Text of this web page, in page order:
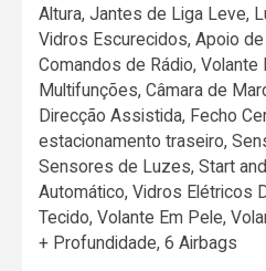
Altura, Jantes de Liga Leve,
Vidros Escurecidos, Apoio
Comandos de Rádio,
Multifunções, Câmara de
Direcção Assistida, Fecho
estacionamento traseiro,
Sensores de Luzes, Start
Automático, Vidros Elétricos
Tecido, Volante Em Pele,
+ Profundidade, 6 Airbags